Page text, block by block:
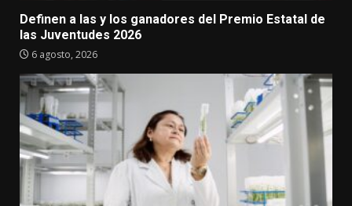
Definen a las y los ganadores del Premio Estatal de
las Juventudes 2026
6 agosto, 2026